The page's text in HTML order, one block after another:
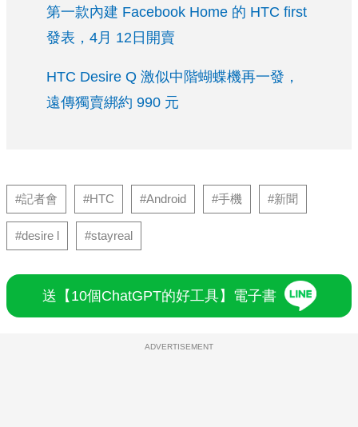
第一款內建 Facebook Home 的 HTC first
發表，4月 12日開賣
HTC Desire Q 激似中階蝴蝶機再一發，
遠傳獨賣綁約 990 元
#記者會 #HTC #Android #手機 #新聞
#desire l #stayreal
送【10個ChatGPT的好工具】電子書
ADVERTISEMENT